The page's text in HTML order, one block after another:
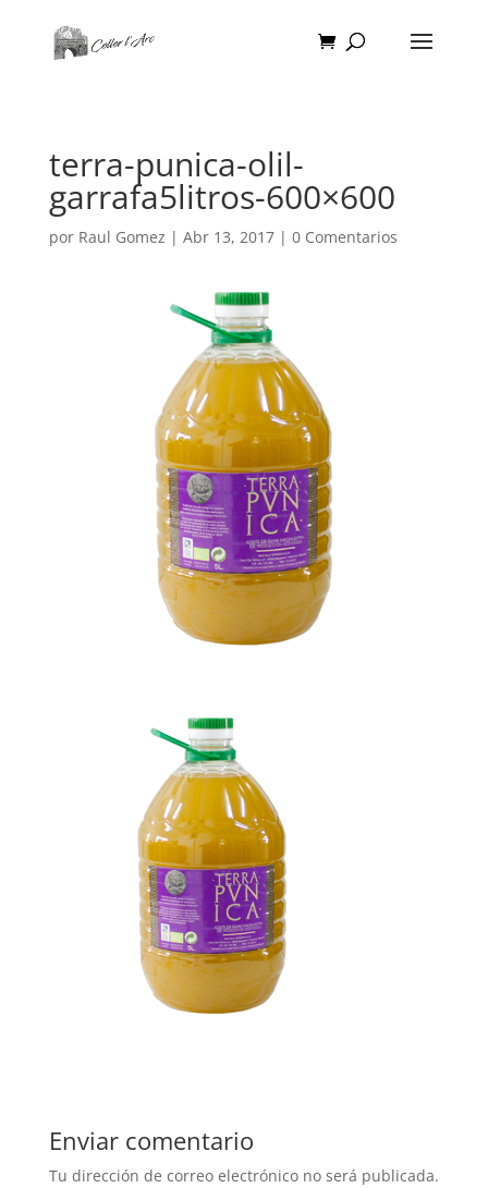
terra-punica-olil-
garrafa5litros-600×600
por Raul Gomez | Abr 13, 2017| 0 Comentarios
Enviar comentario
Tu dirección de correo electrónico no será publicada.